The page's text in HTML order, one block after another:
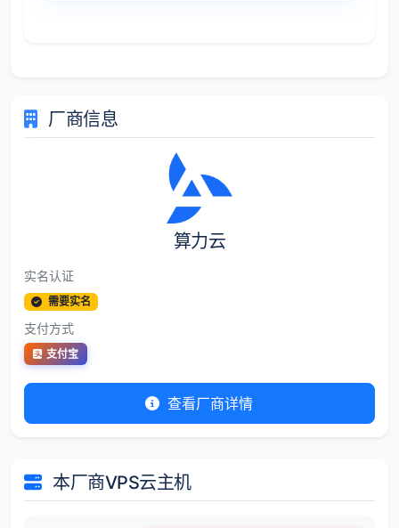
厂商信息
算力云
实名认证
需要实名
支付方式
支付宝
查看厂商详情
本厂商VPS云主机